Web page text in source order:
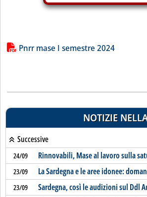
Lista allegati PDF alla notizia
Pnrr mase I semestre 2024
NOTIZIE
Successive
24/09 Rinnovabili, Mase al lavoro sulla
23/09 La Sardegna e le aree idonee:
23/09 Sardegna, così le audizioni sul Ddl